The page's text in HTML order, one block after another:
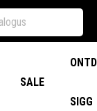
SALE
SIGG